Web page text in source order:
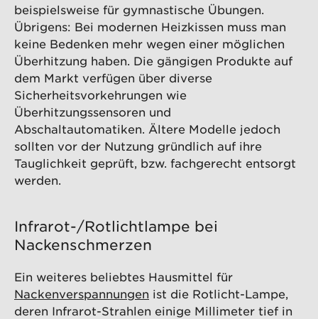
beispielsweise für gymnastische Übungen.
Übrigens: Bei modernen Heizkissen muss man
keine Bedenken mehr wegen einer möglichen
Überhitzung haben. Die gängigen Produkte auf
dem Markt verfügen über diverse
Sicherheitsvorkehrungen wie
Überhitzungssensoren und
Abschaltautomatiken. Ältere Modelle jedoch
sollten vor der Nutzung gründlich auf ihre
Tauglichkeit geprüft, bzw. fachgerecht entsorgt
werden.
Infrarot-/Rotlichtlampe bei
Nackenschmerzen
Ein weiteres beliebtes Hausmittel für
Nackenverspannungen ist die Rotlicht-Lampe,
deren Infrarot-Strahlen einige Millimeter tief in